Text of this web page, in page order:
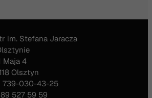
im. Stefana Jaracza
Maja 4
Olsztyn
739-030-43-25
89 527 59 59